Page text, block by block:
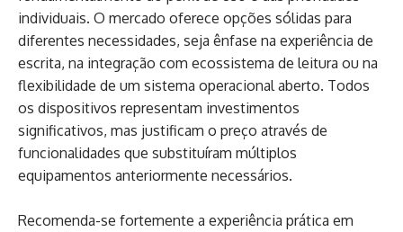
individuais. O mercado oferece opções sólidas para
diferentes necessidades, seja ênfase na experiência de
escrita, na integração com ecossistema de leitura ou na
flexibilidade de um sistema operacional aberto. Todos
os dispositivos representam investimentos
significativos, mas justificam o preço através de
funcionalidades que substituíram múltiplos
equipamentos anteriormente necessários.
Recomenda-se fortemente a experiência prática em